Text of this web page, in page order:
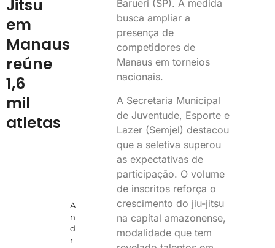
Jitsu
em
Manaus
reúne
1,6
mil
atletas
A
n
d
r
Barueri (SP). A medida
busca ampliar a
presença de
competidores de
Manaus em torneios
nacionais.
A Secretaria Municipal
de Juventude, Esporte e
Lazer (Semjel) destacou
que a seletiva superou
as expectativas de
participação. O volume
de inscritos reforça o
crescimento do jiu-jitsu
na capital amazonense,
modalidade que tem